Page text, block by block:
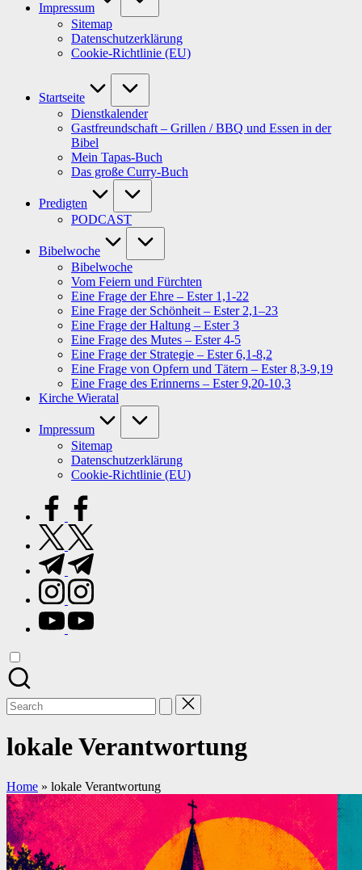
Impressum
Sitemap
Datenschutzerklärung
Cookie-Richtlinie (EU)
Startseite
Dienstkalender
Gastfreundschaft – Grillen / BBQ und Essen in der
Bibel
Mein Tapas-Buch
Das große Curry-Buch
Predigten
PODCAST
Bibelwoche
Bibelwoche
Vom Feiern und Fürchten
Eine Frage der Ehre – Ester 1,1-22
Eine Frage der Schönheit – Ester 2,1–23
Eine Frage der Haltung – Ester 3
Eine Frage des Mutes – Ester 4-5
Eine Frage der Strategie – Ester 6,1-8,2
Eine Frage von Opfern und Tätern – Ester 8,3-9,19
Eine Frage des Erinnerns – Ester 9,20-10,3
Kirche Wieratal
Impressum
Sitemap
Datenschutzerklärung
Cookie-Richtlinie (EU)
facebook.com
twitter.com
t.me
instagram.com
youtube.com
Search
for:
lokale Verantwortung
Home » lokale Verantwortung